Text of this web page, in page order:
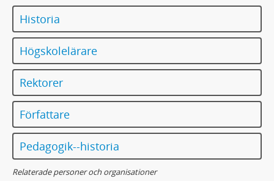
Historia
Högskolelärare
Rektorer
Författare
Pedagogik--historia
Relaterade personer och organisationer